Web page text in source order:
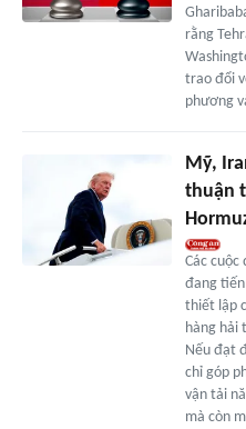
rằng
trao đổi
phương
Mỹ,
thuận
Các
đang
thiết lập
hàng hải
Nếu đạt
chỉ góp
vận tải
mà còn